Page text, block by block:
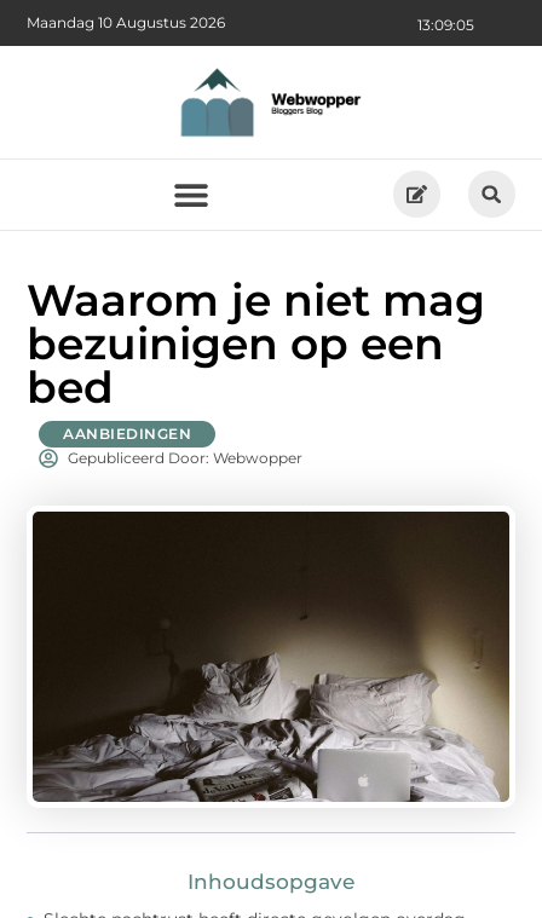
13:09:06
Maandag 10 Augustus 2026
Waarom je niet mag
bezuinigen op een
bed
AANBIEDINGEN
Gepubliceerd Door: Webwopper
Inhoudsopgave